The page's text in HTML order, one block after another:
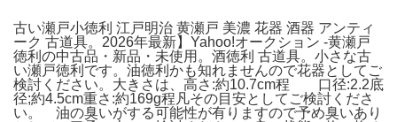
古い瀬戸小徳利 江戸明治 黄瀬戸 美濃 花器 酒器 アンティ
ーク 古道具。2026年最新】Yahoo!オークション -黄瀬戸
徳利の中古品・新品・未使用。酒徳利 古道具。小さな古
い瀬戸徳利です。油徳利かも知れませんので花器としてご
検討ください。大きさは、高さ:約10.7cm程 口径:2.2底
径;約4.5cm重さ:約169g程凡その目安としてご検討くださ
い。 油の臭いがする可能性が有りますので予め臭いあり